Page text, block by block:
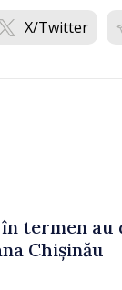
X/Twitter
termen au
Chișinău